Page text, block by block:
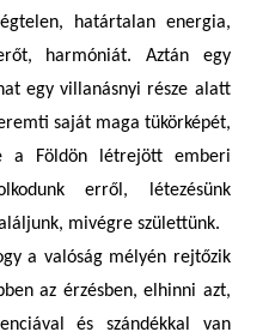
határtalan energia,
harmóniát. Aztán egy
egy villanásnyi része alatt
saját maga tükörképét,
a Földön létrejött emberi
erről, létezésünk
mivégre születtünk.
a valóság mélyén rejtőzik
az érzésben, elhinni azt,
és szándékkal van